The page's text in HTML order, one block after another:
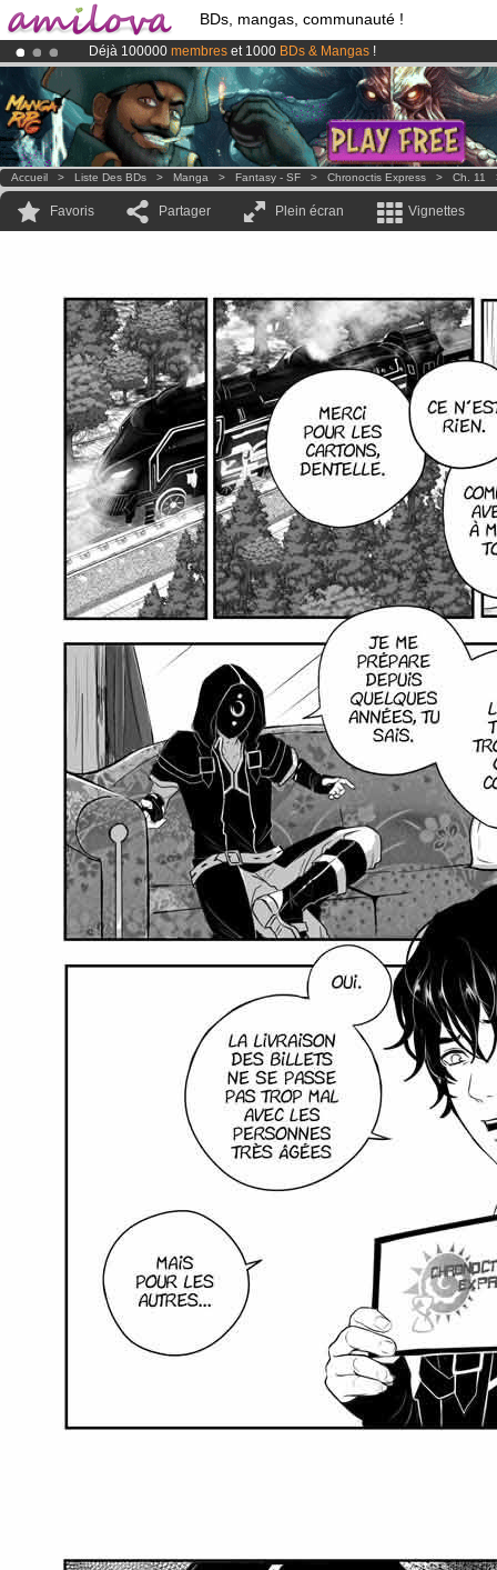
BDs, mangas, communauté !
Déjà 100000 membres et 1000 BDs & Mangas !
Abonnement premium: à partir de3.95 eurospar mois !Clique ici
LeKickstarter Amilova est désormais lancé
Accueil > Liste Des BDs > Manga > Fantasy - SF > Chronoctis Express > Ch. 11
Favoris Partager Plein écran Vignettes